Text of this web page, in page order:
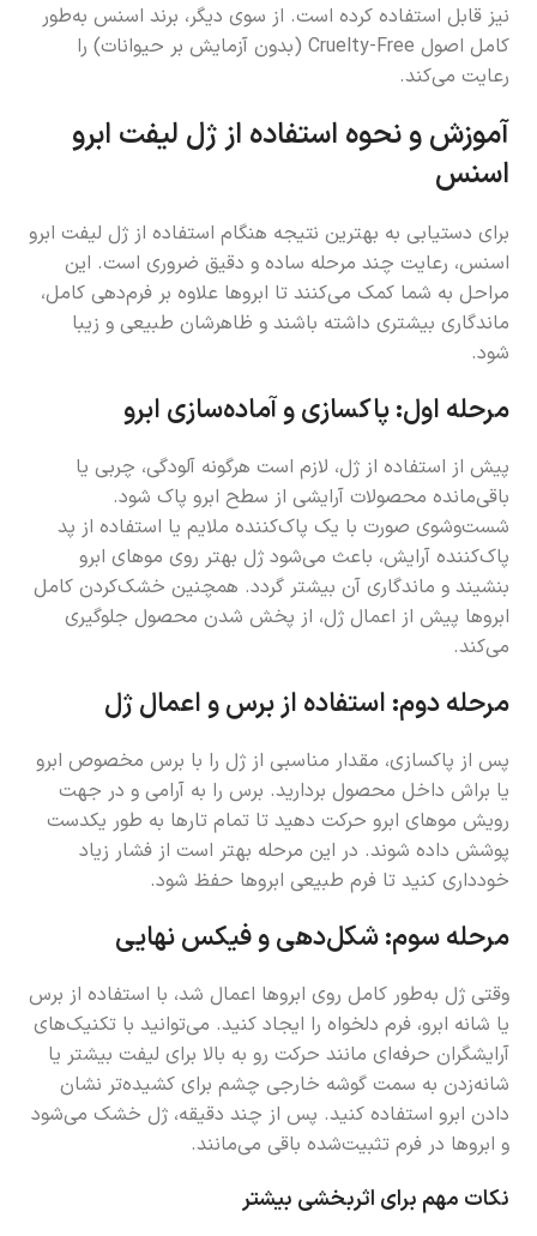
نیز قابل استفاده کرده است. از سوی دیگر، برند اسنس به‌طور
کامل اصول Cruelty-Free (بدون آزمایش بر حیوانات) را
رعایت می‌کند.
آموزش و نحوه استفاده از ژل لیفت ابرو
اسنس
برای دستیابی به بهترین نتیجه هنگام استفاده از ژل لیفت ابرو
اسنس، رعایت چند مرحله ساده و دقیق ضروری است. این
مراحل به شما کمک می‌کنند تا ابروها علاوه بر فرم‌دهی کامل،
ماندگاری بیشتری داشته باشند و ظاهرشان طبیعی و زیبا
شود.
مرحله اول: پاکسازی و آماده‌سازی ابرو
پیش از استفاده از ژل، لازم است هرگونه آلودگی، چربی یا
باقی‌مانده محصولات آرایشی از سطح ابرو پاک شود.
شست‌وشوی صورت با یک پاک‌کننده ملایم یا استفاده از پد
پاک‌کننده آرایش، باعث می‌شود ژل بهتر روی موهای ابرو
بنشیند و ماندگاری آن بیشتر گردد. همچنین خشک‌کردن کامل
ابروها پیش از اعمال ژل، از پخش شدن محصول جلوگیری
می‌کند.
مرحله دوم: استفاده از برس و اعمال ژل
پس از پاکسازی، مقدار مناسبی از ژل را با برس مخصوص ابرو
یا براش داخل محصول بردارید. برس را به آرامی و در جهت
رویش موهای ابرو حرکت دهید تا تمام تارها به طور یکدست
پوشش داده شوند. در این مرحله بهتر است از فشار زیاد
خودداری کنید تا فرم طبیعی ابروها حفظ شود.
مرحله سوم: شکل‌دهی و فیکس نهایی
وقتی ژل به‌طور کامل روی ابروها اعمال شد، با استفاده از برس
یا شانه ابرو، فرم دلخواه را ایجاد کنید. می‌توانید با تکنیک‌های
آرایشگران حرفه‌ای مانند حرکت رو به بالا برای لیفت بیشتر یا
شانه‌زدن به سمت گوشه خارجی چشم برای کشیده‌تر نشان
دادن ابرو استفاده کنید. پس از چند دقیقه، ژل خشک می‌شود
و ابروها در فرم تثبیت‌شده باقی می‌مانند.
نکات مهم برای اثربخشی بیشتر